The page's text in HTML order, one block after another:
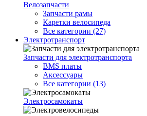
Велозапчасти
Запчасти рамы
Каретки велосипеда
Все категории (27)
Электротранспорт
Запчасти для электротранспорта
BMS платы
Аксессуары
Все категории (13)
Электросамокаты